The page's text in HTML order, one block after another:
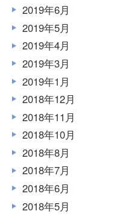
2019年6月
2019年5月
2019年4月
2019年3月
2019年1月
2018年12月
2018年11月
2018年10月
2018年8月
2018年7月
2018年6月
2018年5月